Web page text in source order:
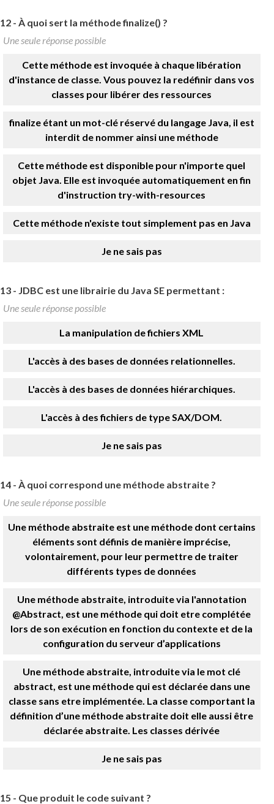
12 - À quoi sert la méthode finalize() ?
Une seule réponse possible
Cette méthode est invoquée à chaque libération
d'instance de classe. Vous pouvez la redéfinir dans vos
classes pour libérer des ressources
finalize étant un mot-clé réservé du langage Java, il est
interdit de nommer ainsi une méthode
Cette méthode est disponible pour n'importe quel
objet Java. Elle est invoquée automatiquement en fin
d'instruction try-with-resources
Cette méthode n'existe tout simplement pas en Java
Je ne sais pas
13 - JDBC est une librairie du Java SE permettant :
Une seule réponse possible
La manipulation de fichiers XML
L'accès à des bases de données relationnelles.
L'accès à des bases de données hiérarchiques.
L'accès à des fichiers de type SAX/DOM.
Je ne sais pas
14 - À quoi correspond une méthode abstraite ?
Une seule réponse possible
Une méthode abstraite est une méthode dont certains
éléments sont définis de manière imprécise,
volontairement, pour leur permettre de traiter
différents types de données
Une méthode abstraite, introduite via l'annotation
@Abstract, est une méthode qui doit etre complétée
lors de son exécution en fonction du contexte et de la
configuration du serveur d’applications
Une méthode abstraite, introduite via le mot clé
abstract, est une méthode qui est déclarée dans une
classe sans etre implémentée. La classe comportant la
définition d’une méthode abstraite doit elle aussi être
déclarée abstraite. Les classes dérivée
Je ne sais pas
15 - Que produit le code suivant ?